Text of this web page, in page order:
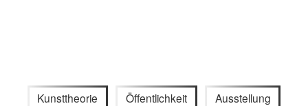
Kunsttheorie Öffentlichkeit Ausstellung